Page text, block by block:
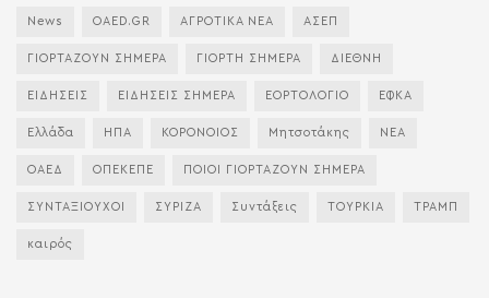
News OAED.GR ΑΓΡΟΤΙΚΑ ΝΕΑ ΑΣΕΠ
ΓΙΟΡΤΑΖΟΥΝ ΣΗΜΕΡΑ ΓΙΟΡΤΗ ΣΗΜΕΡΑ ΔΙΕΘΝΗ
ΕΙΔΗΣΕΙΣ ΕΙΔΗΣΕΙΣ ΣΗΜΕΡΑ ΕΟΡΤΟΛΟΓΙΟ ΕΦΚΑ
Ελλάδα ΗΠΑ ΚΟΡΟΝΟΙΟΣ Μητσοτάκης ΝΕΑ
ΟΑΕΔ ΟΠΕΚΕΠΕ ΠΟΙΟΙ ΓΙΟΡΤΑΖΟΥΝ ΣΗΜΕΡΑ
ΣΥΝΤΑΞΙΟΥΧΟΙ ΣΥΡΙΖΑ Συντάξεις ΤΟΥΡΚΙΑ ΤΡΑΜΠ
καιρός